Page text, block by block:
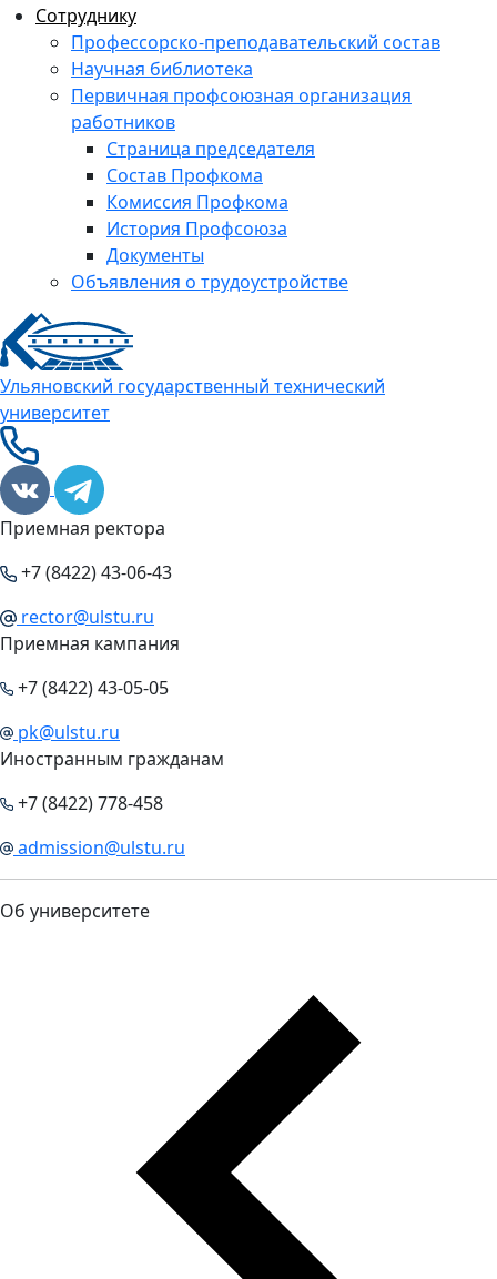
Сотруднику
Профессорско-преподавательский состав
Научная библиотека
Первичная профсоюзная организация
работников
Страница председателя
Состав Профкома
Комиссия Профкома
История Профсоюза
Документы
Объявления о трудоустройстве
Ульяновский государственный технический
университет
Приемная ректора
+7 (8422) 43-06-43
rector@ulstu.ru
Приемная кампания
+7 (8422) 43-05-05
pk@ulstu.ru
Иностранным гражданам
+7 (8422) 778-458
admission@ulstu.ru
Об университете